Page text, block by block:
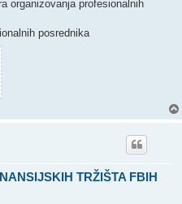
organizovanja profesionalnih
posrednika
TRŽIŠTA FBIH